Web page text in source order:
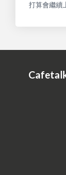
打算會繼續